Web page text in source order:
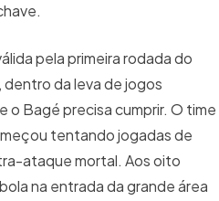
pela primeira rodada do
da leva de jogos
o Bagé precisa cumprir. O time
tentando jogadas de
ataque mortal. Aos oito
na entrada da grande área